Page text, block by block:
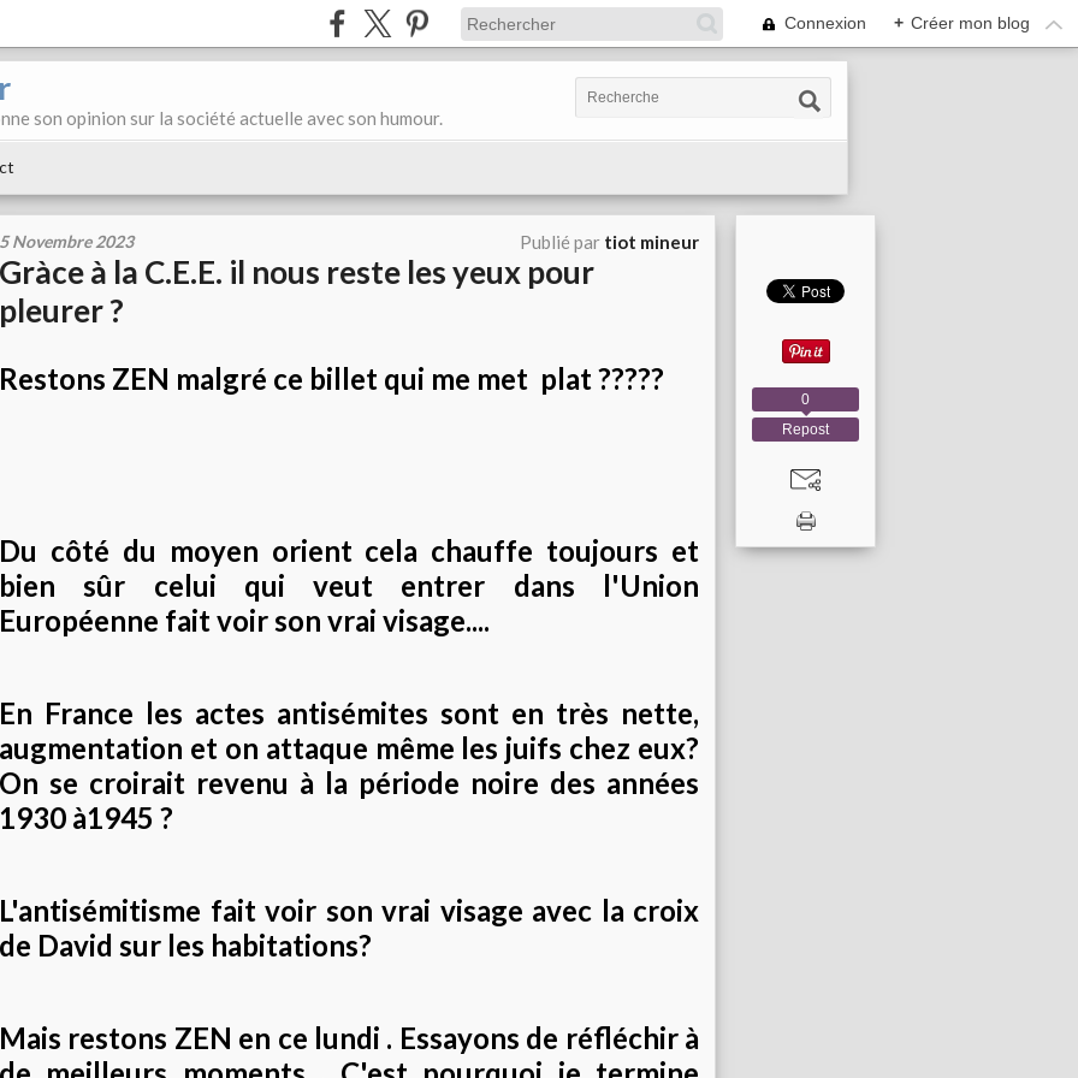
Connexion + Créer mon blog
son opinion sur la société actuelle avec son humour.
5 Novembre 2023 Publié par tiot mineur
Gràce à la C.E.E. il nous reste les yeux pour
pleurer ?
Restons ZEN malgré ce billet qui me met plat ?????
Du côté du moyen orient cela chauffe toujours et
bien sûr celui qui veut entrer dans l'Union
Européenne fait voir son vrai visage....
En France les actes antisémites sont en très nette,
augmentation et on attaque même les juifs chez eux?
On se croirait revenu à la période noire des années
1930 à1945 ?
L'antisémitisme fait voir son vrai visage avec la croix
de David sur les habitations?
Mais restons ZEN en ce lundi . Essayons de réfléchir à
Repost
0